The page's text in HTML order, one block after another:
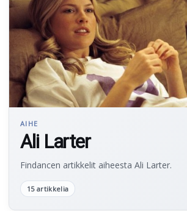
AIHE
Ali Larter
Findancen artikkelit aiheesta Ali Larter.
15 artikkelia